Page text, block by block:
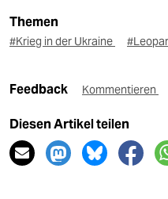
Themen
#Krieg in der Ukraine
Feedback Kommentieren
Diesen Artikel teilen